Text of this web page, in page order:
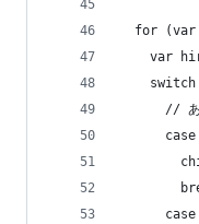
for
var
//
case
case